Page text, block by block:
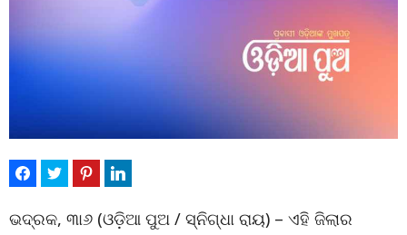
ଭଦ୍ରକ, ୩ା୬ (ଓଡ଼ିଆ ପୁଅ / ସ୍ନିଗ୍ଧା ରାୟ) – ଏହି ଜିଲାର